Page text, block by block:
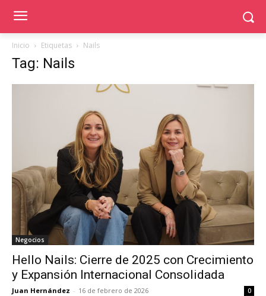
Inicio Etiquetas Nails
Tag: Nails
Negocios
Hello Nails: Cierre de 2025 con Crecimiento
y Expansión Internacional Consolidada
Juan Hernández - 16 de febrero de 2026 0